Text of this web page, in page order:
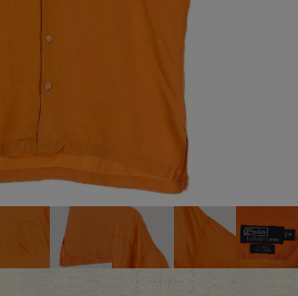
カテゴリーから探す
Outer